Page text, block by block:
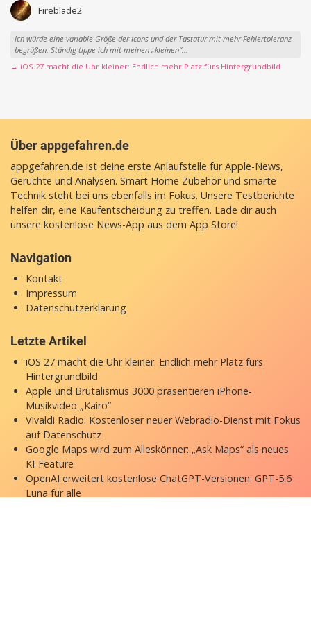
Fireblade2
Ich würde eine variable Größe der Icons und der Tastatur mit mehr Fehlertoleranz
begrüßen. Ständig tippe ich mit meinen „kleinen“...
→ iOS 27 macht die Uhr kleiner: Endlich mehr Platz fürs Hintergrundbild
Über appgefahren.de
appgefahren.de ist deine erste Anlaufstelle für Apple-News,
Gerüchte und Analysen. Smart Home Zubehör und smarte
Technik steht bei uns ebenfalls im Fokus. Unsere Testberichte
helfen dir, eine Kaufentscheidung zu treffen. Lade dir auch
unsere kostenlose News-App aus dem App Store!
Navigation
Kontakt
Impressum
Datenschutzerklärung
Letzte Artikel
iOS 27 macht die Uhr kleiner: Endlich mehr Platz fürs
Hintergrundbild
Apple und Brutalismus 3000 präsentieren iPhone-
Musikvideo „Kairo“
Vivaldi Radio: Kostenloser neuer Webradio-Dienst mit Fokus
auf Datenschutz
Google Maps wird zum Alleskönner: „Ask Maps“ als neues
KI-Feature
OpenAI erweitert kostenlose ChatGPT-Versionen: GPT-5.6
Luna für alle